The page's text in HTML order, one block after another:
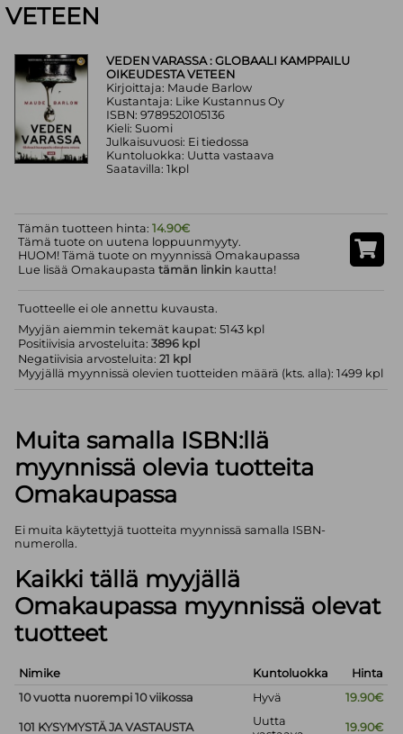
VETEEN
VEDEN VARASSA : GLOBAALI KAMPPAILU
OIKEUDESTA VETEEN
Kirjoittaja: Maude Barlow
Kustantaja: Like Kustannus Oy
ISBN: 9789520105136
Kieli: Suomi
Julkaisuvuosi: Ei tiedossa
Kuntoluokka: Uutta vastaava
Saatavilla: 1kpl
Tämän tuotteen hinta:14.90€
Tämä tuote on uutena loppuunmyyty.
HUOM! Tämä tuote on myynnissä Omakaupassa
Lue lisää Omakaupastatämän linkin kautta!
Tuotteelle ei ole annettu kuvausta.
Myyjän aiemmin tekemät kaupat: 5143 kpl
Positiivisia arvosteluita:3896 kpl
Negatiivisia arvosteluita:21 kpl
Myyjällä myynnissä olevien tuotteiden määrä (kts. alla): 1499 kpl
Muita samalla ISBN:llä
myynnissä olevia tuotteita
Omakaupassa
Ei muita käytettyjä tuotteita myynnissä samalla ISBN-
numerolla.
Kaikki tällä myyjällä
Omakaupassa myynnissä olevat
tuotteet
Nimike Kuntoluokka
Hinta
10 vuotta nuorempi 10 viikossa
Hyvä 19.90€
101 KYSYMYSTÄ JA VASTAUSTA
Uutta
19.90€